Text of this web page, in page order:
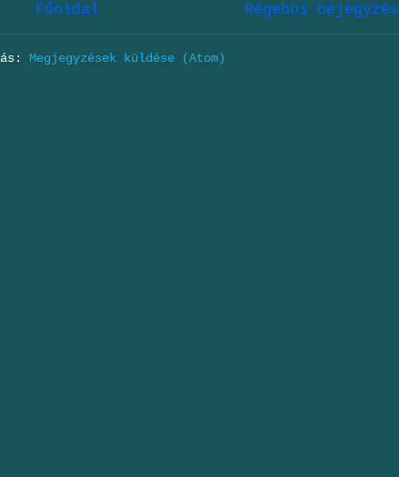
Régebbi bejegyzés
Főoldal
Megjegyzések küldése (Atom)